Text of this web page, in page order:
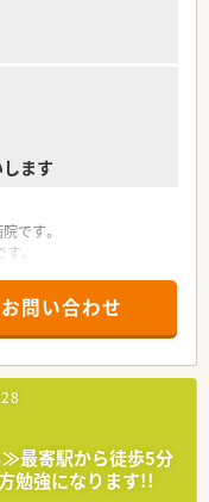
い出しを行っていま
スタッフに提供してい
。9月末に1名退職により
制を予定しております)
予定も立てやすいです。
。
根付いた病院です。
ております。(含めた年俸
い職場です。
便利なエリアです。駐
ださいませ！
ます
です。
。
退職された方の欠員募
たいご意向です
、勤務できます。
中の方も安心して働けま
お問い合わせ
≫最寄駅から徒歩5分
勉強になります!!